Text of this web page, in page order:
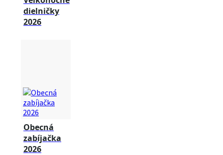
dielničky
2026
Obecná
zabíjačka
2026